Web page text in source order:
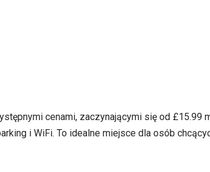
cenami, zaczynającymi się od £15.99
i WiFi. To idealne miejsce dla osób